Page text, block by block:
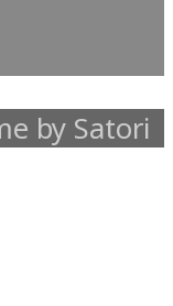
by Satori